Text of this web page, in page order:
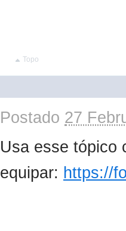
Topo
Postado 27
Usa esse tópico
equipar: https://